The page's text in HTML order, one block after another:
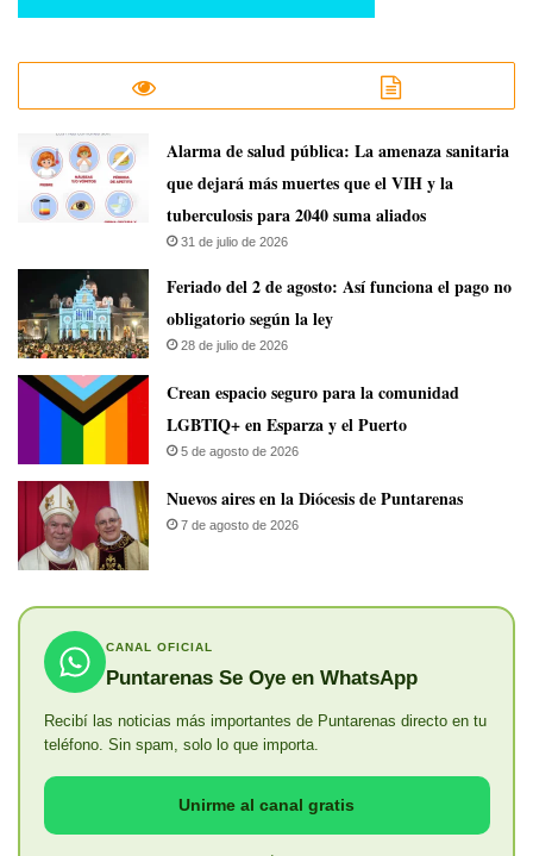
​Alarma de salud pública: La amenaza sanitaria
que dejará más muertes que el VIH y la
tuberculosis para 2040 suma aliados
31 de julio de 2026
Feriado del 2 de agosto: Así funciona el pago no
obligatorio según la ley
28 de julio de 2026
Crean espacio seguro para la comunidad
LGBTIQ+ en Esparza y el Puerto
5 de agosto de 2026
​Nuevos aires en la Diócesis de Puntarenas
7 de agosto de 2026
CANAL OFICIAL
Puntarenas Se Oye en WhatsApp
Recibí las noticias más importantes de Puntarenas directo en tu
teléfono. Sin spam, solo lo que importa.
Unirme al canal gratis